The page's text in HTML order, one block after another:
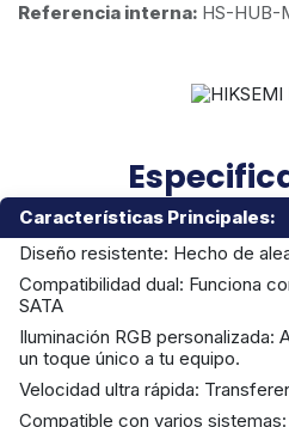
Referencia interna: HS-HUB-
Características Principales:
Diseño resistente: Hecho de
Compatibilidad dual: Funciona
SATA
Iluminación RGB personalizada:
un toque único a tu equipo.
Velocidad ultra rápida:
Compatible con varios